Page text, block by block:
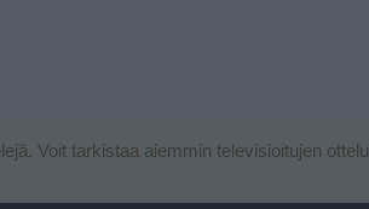
Voit tarkistaa aiemmin televisioitujen